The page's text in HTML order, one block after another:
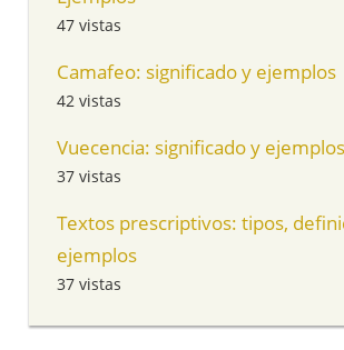
47 vistas
Camafeo: significado y ejemplos
42 vistas
Vuecencia: significado y ejemplos
37 vistas
Textos prescriptivos: tipos,
ejemplos
37 vistas